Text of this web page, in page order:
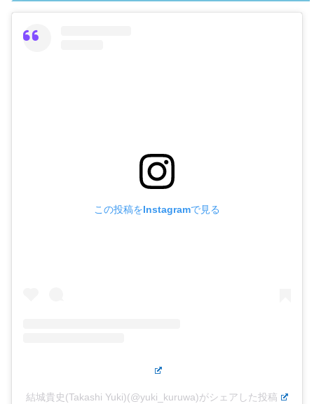
この投稿をInstagramで見る
結城貴史(Takashi Yuki)(@yuki_kuruwa)がシェアした投稿